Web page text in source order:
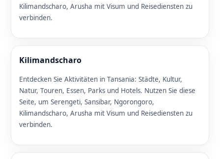
Kilimandscharo, Arusha mit Visum und Reisediensten zu
verbinden.
Kilimandscharo
Entdecken Sie Aktivitäten in Tansania: Städte, Kultur,
Natur, Touren, Essen, Parks und Hotels. Nutzen Sie diese
Seite, um Serengeti, Sansibar, Ngorongoro,
Kilimandscharo, Arusha mit Visum und Reisediensten zu
verbinden.